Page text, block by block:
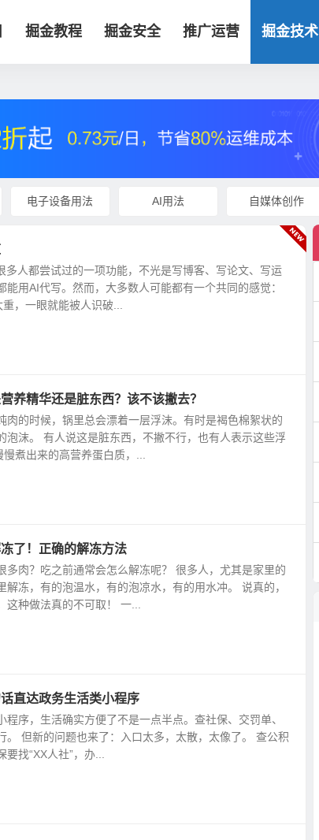
掘金教程 掘金安全 推广运营 掘金技术
电子设备用法 AI用法 自媒体创作
多人都尝试过的一项功能，不光是写博客、写论文、写运
能用AI代写。然而，大多数人可能都有一个共同的感觉：
，一眼就能被人识破...
养精华还是脏东西？该不该撇去？
肉的时候，锅里总会漂着一层浮沫。有时是褐色棉絮状的
泡沫。 有人说这是脏东西，不撇不行，也有人表示这些浮
煮出来的高营养蛋白质，...
了！正确的解冻方法
多肉？吃之前通常会怎么解冻呢？ 很多人，尤其是家里的
解冻，有的泡温水，有的泡凉水，有的用水冲。 说真的，
种做法真的不可取！ 一...
直达政务生活类小程序
程序，生活确实方便了不是一点半点。查社保、交罚单、
。 但新的问题也来了：入口太多，太散，太像了。 查公积
找“XX人社”，办...